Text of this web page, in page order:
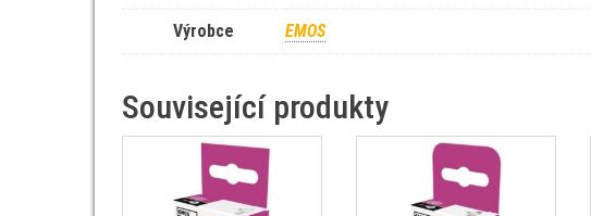
Výrobce EMOS
Související produkty